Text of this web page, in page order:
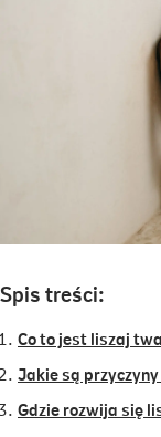
Spis treści:
Co to jest liszaj
Jakie są
Gdzie rozwija się